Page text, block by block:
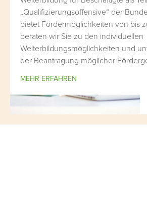
„Qualifizierungsoffensive“ der
bietet Fördermöglichkeiten von bis
beraten wir Sie zu den individuellen
Weiterbildungsmöglichkeiten und
der Beantragung möglicher
MEHR ERFAHREN